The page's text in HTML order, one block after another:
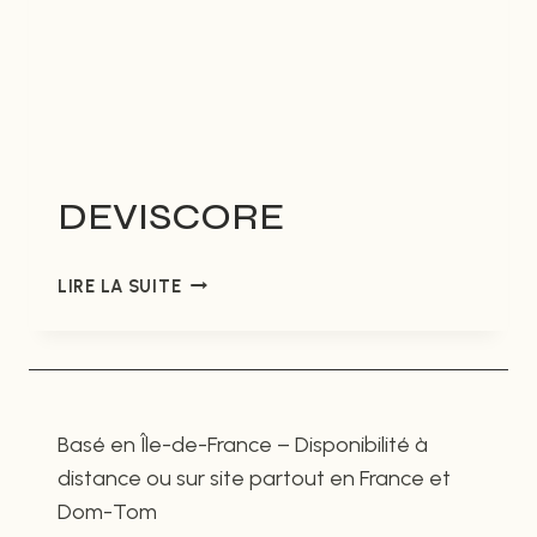
DEVISCORE
LIRE LA SUITEDEVISCORE
Basé en Île-de-France – Disponibilité à
distance ou sur site partout en France et
Dom-Tom